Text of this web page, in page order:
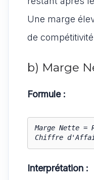
Une marge
de
b) Marge
Formule :
Marge Nette =
Chiffre
Interprétation :